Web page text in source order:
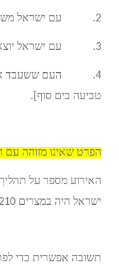
2. עם ישראל משועבדים ועוברים עינוי.
3. עם ישראל יוצאים ברכוש גדול[לוקחים מהמצרים].
4. העם ששעבד
טביעה בים סוף].
הפרט שאינו מזוהה עם
ישראל היה במצרים 210 שנים.
תשובה אפשרית כדי